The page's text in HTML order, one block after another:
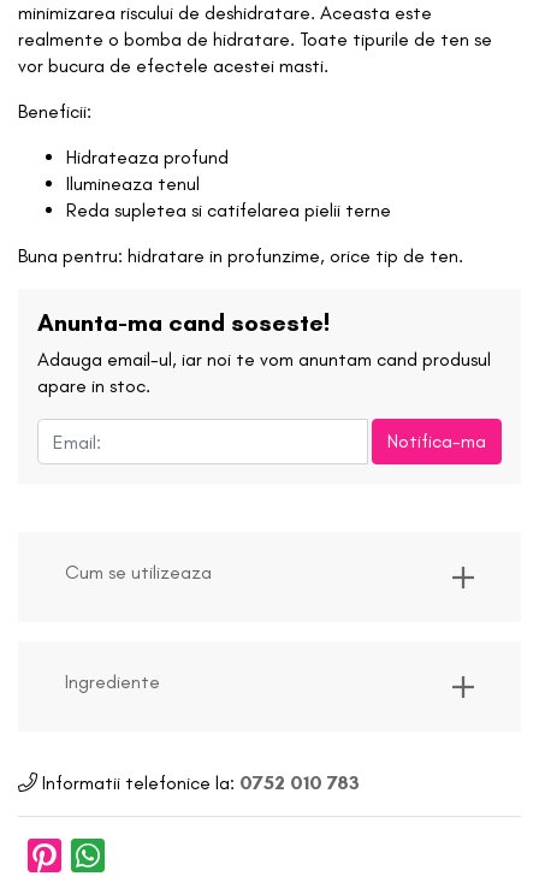
minimizarea riscului de deshidratare. Aceasta este
realmente o bomba de hidratare. Toate tipurile de ten se
vor bucura de efectele acestei masti.
Beneficii:
Hidrateaza profund
Ilumineaza tenul
Reda supletea si catifelarea pielii terne
Buna pentru: hidratare in profunzime, orice tip de ten.
Anunta-ma cand soseste!
Adauga email-ul, iar noi te vom anuntam cand produsul
apare in stoc.
Notifica-ma
Cum se utilizeaza
Ingrediente
Informatii telefonice la: 0752 010 783